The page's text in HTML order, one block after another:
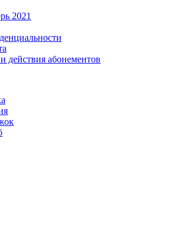
2021
действия абонементов